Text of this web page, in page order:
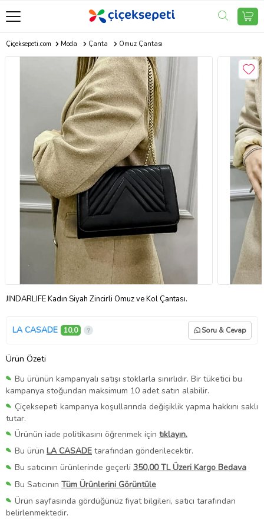
Çiçeksepeti.com Moda Çanta Omuz Çantası
JINDARLIFE Kadın Siyah Zincirli Omuz ve Kol Çantası.
LA CASADE 10,0 Soru & Cevap
Ürün Özeti
Bu ürünün kampanyalı satışı stoklarla sınırlıdır. Bir tüketici bu
kampanya stoğundan maksimum 10 adet satın alabilir.
Çiçeksepeti kampanya koşullarında değişiklik yapma hakkını saklı
tutar.
Ürünün iade politikasını öğrenmek için tıklayın.
Bu ürün LA CASADE tarafından gönderilecektir.
Bu satıcının ürünlerinde geçerli 350,00 TL Üzeri Kargo Bedava
Bu Satıcının Tüm Ürünlerini Görüntüle
Ürün sayfasında gördüğünüz fiyat bilgileri, satıcı tarafından
belirlenmektedir.